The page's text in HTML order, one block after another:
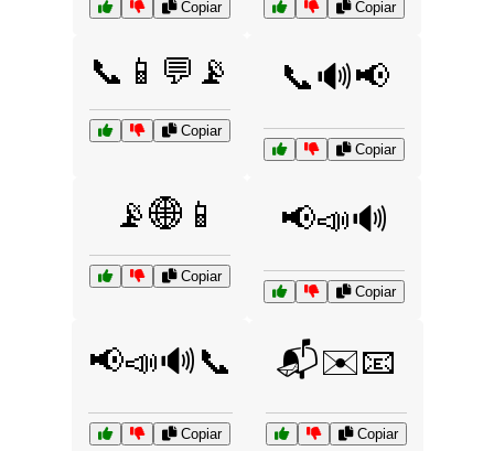
Copiar Copiar
📞📱💬📡
Copiar
📞🔊📢
Copiar
📡🌐📱
Copiar
📢📣🔊
Copiar
📢📣🔊📞
Copiar
📬✉️📧
Copiar